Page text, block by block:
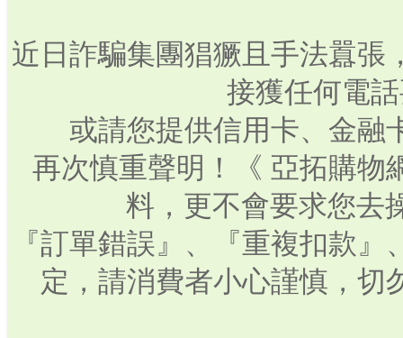
近日詐騙集團猖獗且手法囂張
接獲任何電
或請您提供信用卡、金融
再次慎重聲明！《 亞拓購物
料，更不會要求您去
『訂單錯誤』、『重複扣款
定，請消費者小心謹慎，切